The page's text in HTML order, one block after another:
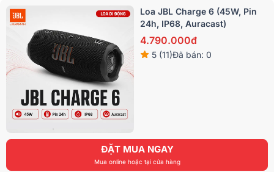
Loa JBL Charge 6 (45W, Pin
24h, IP68, Auracast)
4.790.000đ
5 (11)Đã bán: 0
ĐẶT MUA NGAY
Mua online hoặc tại cửa hàng